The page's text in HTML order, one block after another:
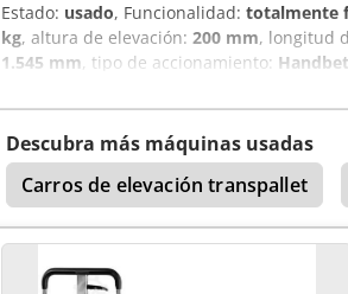
Estado: usado, Funcionalidad: totalmente
kg, altura de elevación: 200 mm, longitud
1.545 mm, tipo de accionamiento:
Ancho de la horquilla: 160 mm Grosor de
Estado técnico: Nuevo Tipo de
poliuretano Descripción: Dispositivo
stock.
Descubra más máquinas usadas
Carros de elevación transpallet